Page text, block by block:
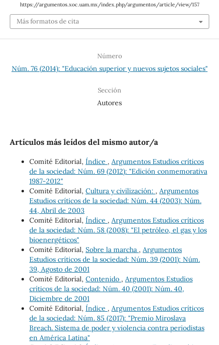
https://argumentos.xoc.uam.mx/index.php/argumentos/article/view/157
Más formatos de cita
Número
Núm. 76 (2014): "Educación superior y nuevos sujetos sociales"
Sección
Autores
Artículos más leídos del mismo autor/a
Comité Editorial, Índice , Argumentos Estudios críticos
de la sociedad: Núm. 69 (2012): "Edición conmemorativa
1987-2012"
Comité Editorial, Cultura y civilización: , Argumentos
Estudios críticos de la sociedad: Núm. 44 (2003): Núm.
44, Abril de 2003
Comité Editorial, Índice , Argumentos Estudios críticos
de la sociedad: Núm. 58 (2008): "El petróleo, el gas y los
bioenergéticos"
Comité Editorial, Sobre la marcha , Argumentos
Estudios críticos de la sociedad: Núm. 39 (2001): Núm.
39, Agosto de 2001
Comité Editorial, Contenido , Argumentos Estudios
críticos de la sociedad: Núm. 40 (2001): Núm. 40,
Diciembre de 2001
Comité Editorial, Índice , Argumentos Estudios críticos
de la sociedad: Núm. 85 (2017): "Premio Miroslava
Breach. Sistema de poder y violencia contra periodistas
en América Latina"